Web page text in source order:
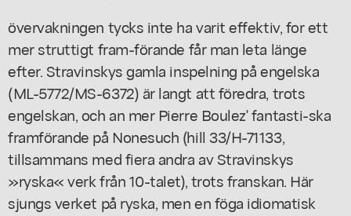
övervakningen tycks inte ha varit effektiv, for ett
mer struttigt fram-förande får man leta länge
efter. Stravinskys gamla inspelning på engelska
(ML-5772/MS-6372) är langt att föredra, trots
engelskan, och an mer Pierre Boulez' fantasti-ska
framförande på Nonesuch (hill 33/H-71133,
tillsammans med fiera andra av Stravinskys
»ryska« verk från 10-talet), trots franskan. Här
sjungs verket på ryska, men en föga idiomatisk